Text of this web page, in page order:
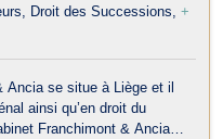
Droit des Successions +
Ancia se situe à Liège et il
ainsi qu’en droit du
Franchimont & Ancia